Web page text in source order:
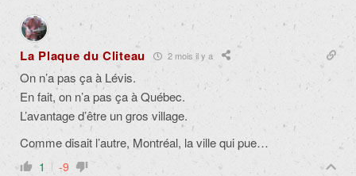
La Plaque du Cliteau 2 mois il y a
On n’a pas ça à Lévis.
En fait, on n’a pas ça à Québec.
L’avantage d’être un gros village.
Comme disait l’autre, Montréal, la ville qui pue…
1 -9